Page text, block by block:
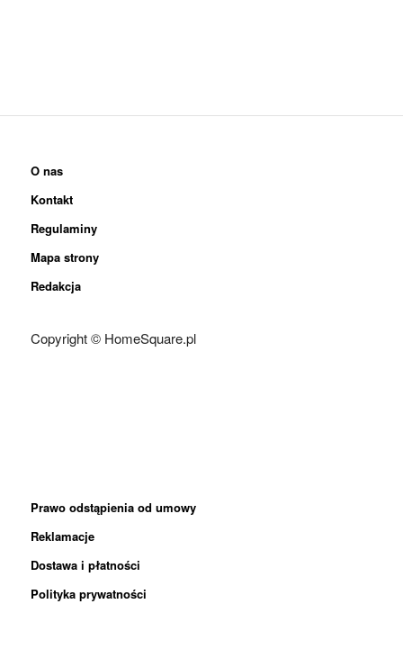
O nas
Kontakt
Regulaminy
Mapa strony
Redakcja
Copyright © HomeSquare.pl
Prawo odstąpienia od umowy
Reklamacje
Dostawa i płatności
Polityka prywatności